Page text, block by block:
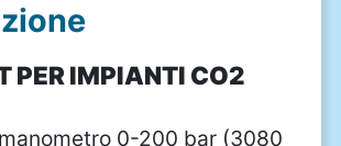
PER IMPIANTI CO2
0-200 bar (3080